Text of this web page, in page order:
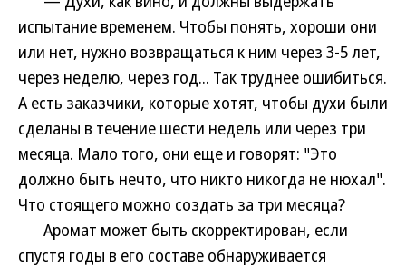
испытание временем. Чтобы понять, хороши они
или нет, нужно возвращаться к ним через 3-5 лет,
через неделю, через год... Так труднее ошибиться.
А есть заказчики, которые хотят, чтобы духи были
сделаны в течение шести недель или через три
месяца. Мало того, они еще и говорят: "Это
должно быть нечто, что никто никогда не нюхал".
Что стоящего можно создать за три месяца?
Аромат может быть скорректирован, если
спустя годы в его составе обнаруживается